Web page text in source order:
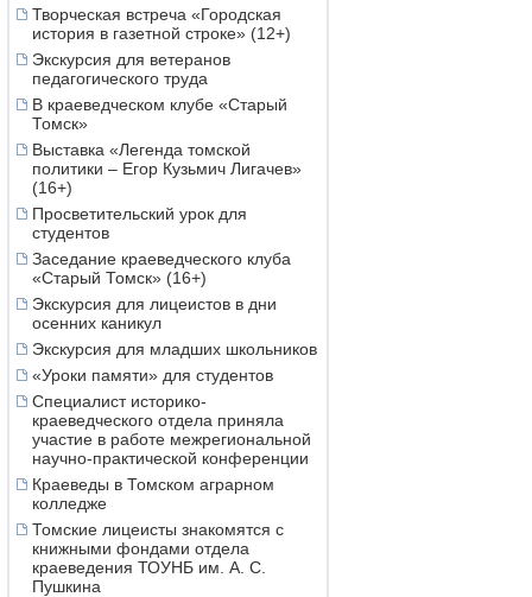
Творческая встреча «Городская
история в газетной строке» (12+)
Экскурсия для ветеранов
педагогического труда
В краеведческом клубе «Старый
Томск»
Выставка «Легенда томской
политики – Егор Кузьмич Лигачев»
(16+)
Просветительский урок для
студентов
Заседание краеведческого клуба
«Старый Томск» (16+)
Экскурсия для лицеистов в дни
осенних каникул
Экскурсия для младших школьников
«Уроки памяти» для студентов
Специалист историко-
краеведческого отдела приняла
участие в работе межрегиональной
научно-практической конференции
Краеведы в Томском аграрном
колледже
Томские лицеисты знакомятся с
книжными фондами отдела
краеведения ТОУНБ им. А. С.
Пушкина